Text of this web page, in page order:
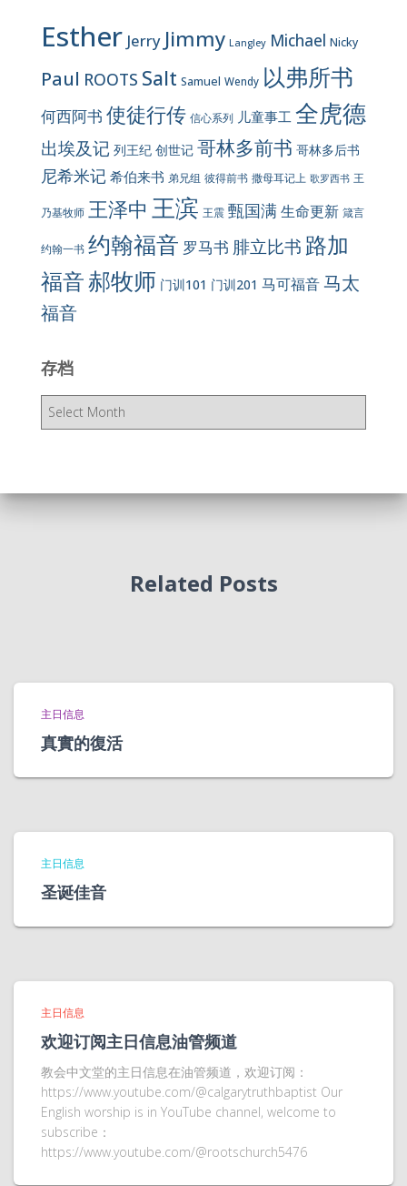
Esther Jerry Jimmy Langley Michael Nicky
Paul ROOTS Salt Samuel Wendy 以弗所书
何西阿书 使徒行传 信心系列 儿童事工 全虎德
出埃及记 列王纪 创世记 哥林多前书 哥林多后书
尼希米记 希伯来书 弟兄组 彼得前书 撒母耳记上 歌罗西书 王
乃基牧师 王泽中 王滨 王震 甄国满生命更新 箴言
约翰一书 约翰福音 罗马书 腓立比书 路加
福音郝牧师 门训101 门训201 马可福音马太
福音
存档
存
Related Posts
主日信息
真實的復活
主日信息
圣诞佳音
主日信息
欢迎订阅主日信息油管频道
教会中文堂的主日信息在油管频道，欢迎订阅：
https://www.youtube.com/@calgarytruthbaptist Our
English worship is in YouTube channel, welcome to
subscribe：
https://www.youtube.com/@rootschurch5476